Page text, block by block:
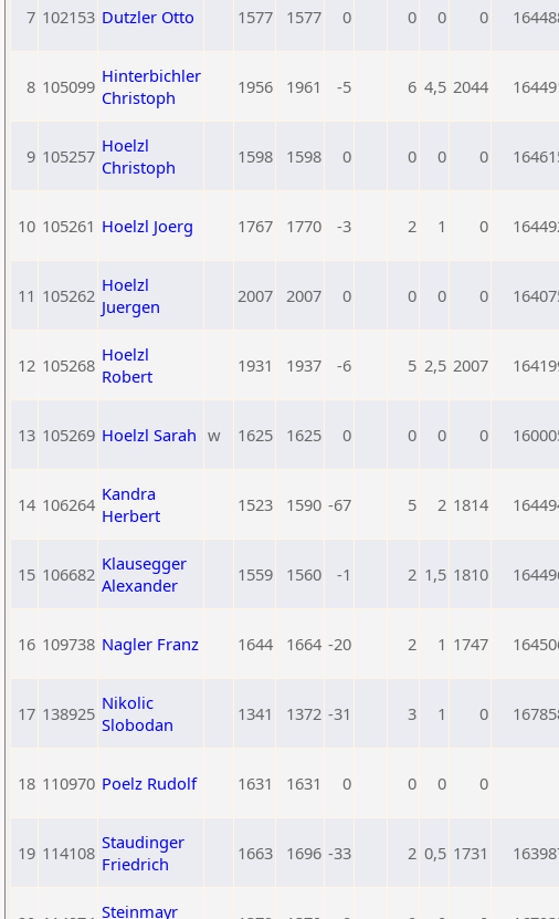
7 102153 Dutzler Otto 1577 1577 0 0 0 0
8 105099 Hinterbichler
Christoph
1956 1961 -5 6 4,5 2044
9 105257 Hoelzl
Christoph
1598 1598 0 0 0 0
10 105261 Hoelzl Joerg 1767 1770 -3 2 1 0
11 105262 Hoelzl
Juergen
2007 2007 0 0 0 0
12 105268 Hoelzl
Robert
1931 1937 -6 5 2,5 2007
13 105269 Hoelzl Sarah w 1625 1625 0 0 0 0
14 106264 Kandra
Herbert
1523 1590 -67 5 2 1814
15 106682 Klausegger
Alexander
1559 1560 -1 2 1,5 1810
16 109738 Nagler Franz 1644 1664 -20 2 1 1747
17 138925 Nikolic
Slobodan
1341 1372 -31 3 1 0
18 110970 Poelz Rudolf 1631 1631 0 0 0 0
19 114108 Staudinger
Friedrich
1663 1696 -33 2 0,5 1731
Steinmayr